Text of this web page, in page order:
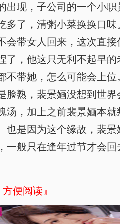
现，子公司的一个小
了，清粥小菜换换口
带女人回来，这次直
，他这只无利不起早
带她，怎么可能会上
熟，裴景婳没想到世
，加上之前裴景婳本
是因为这个缘故，裴
般只在逢年过节才会
便阅读』